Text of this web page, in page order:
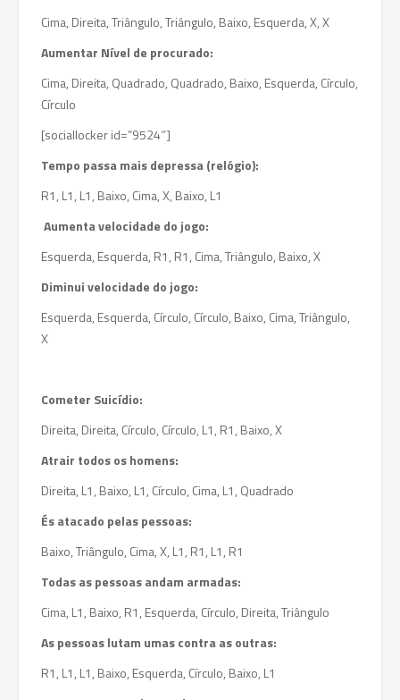
Cima, Direita, Triângulo, Triângulo, Baixo, Esquerda, X, X
Aumentar Nível de procurado:
Cima, Direita, Quadrado, Quadrado, Baixo, Esquerda, Círculo,
Círculo
[sociallocker id=”9524″]
Tempo passa mais depressa (relógio):
R1, L1, L1, Baixo, Cima, X, Baixo, L1
Aumenta velocidade do jogo:
Esquerda, Esquerda, R1, R1, Cima, Triângulo, Baixo, X
Diminui velocidade do jogo:
Esquerda, Esquerda, Círculo, Círculo, Baixo, Cima, Triângulo,
X
Cometer Suicídio:
Direita, Direita, Círculo, Círculo, L1, R1, Baixo, X
Atrair todos os homens:
Direita, L1, Baixo, L1, Círculo, Cima, L1, Quadrado
És atacado pelas pessoas:
Baixo, Triângulo, Cima, X, L1, R1, L1, R1
Todas as pessoas andam armadas:
Cima, L1, Baixo, R1, Esquerda, Círculo, Direita, Triângulo
As pessoas lutam umas contra as outras:
R1, L1, L1, Baixo, Esquerda, Círculo, Baixo, L1